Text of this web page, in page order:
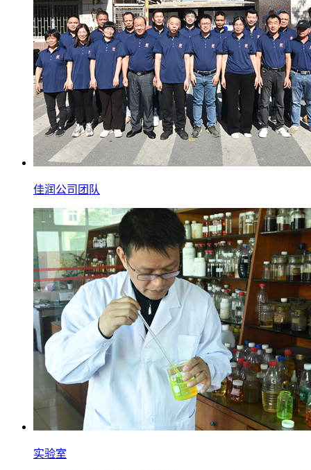
佳润公司团队
实验室